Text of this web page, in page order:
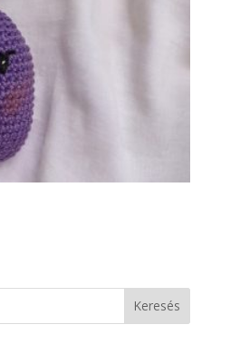
Keresés